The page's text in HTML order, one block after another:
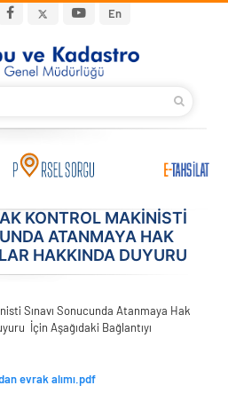
En
KONTROL MAKİNİSTİ
ATANMAYA HAK
HAKKINDA DUYURU
Sınavı Sonucunda Atanmaya Hak
İçin Aşağıdaki Bağlantıyı
evrak alımı.pdf